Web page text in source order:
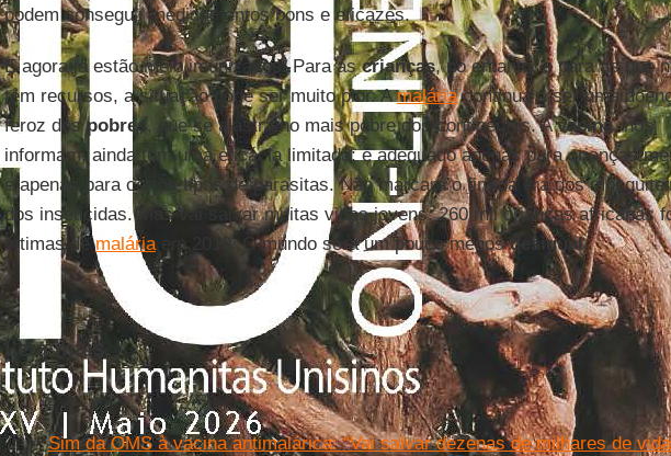
podem conseguir medicamentos bons e eficazes.
E agora já estão meio imunizados. Para ascrianças, no entanto, e para as que
têm recursos, a situação pode ser muito pior. Amaláriacontinua a ser uma
feroz dospobres , que se alastra no mais pobre dos continentes. Avacina, nos
informam, ainda tem uma eficácia limitada; é adequado apenas para crianças
e apenas para certos tipos de parasitas. Não marcará o fim da era dos
dos inseticidas. Mas vai salvar muitas vidas jovens: 260 mil crianças africanas
vítimas demaláriaem 2019. O mundo será um pouco menosdesigual.
Leia mais
Sim da OMS à vacina antimalárica: “Vai salvar dezenas de milhares de